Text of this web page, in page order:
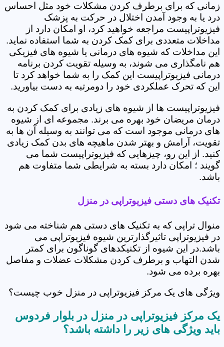
زمانی که برای برطرف کردن مشکلات خود مثل احساس
درد یا به وجود آمدن اختلال در حرکت به پزشک
فیزیوتراپیست مراجعه خواهید کرد، او امکان دارد از
مداخلات متعددی برای کمک کردن به شما استفاده نماید.
این مداخلات که شیوه های درمانی یا شیوه های فیزیکی
هم نامگذاری می شوند، به وسیله تقویت کردن برنامه
درمانی فیزیوتراپیست این کمک را به شما خواهد کرد تا
این که تحرک عملکردی خود را دومرتبه به دست بیاورید.
فیزیوتراپیست ها از شیوه های زیادی برای کمک کردن به
درمان مریضان خود بهره می برند. مجموعه ای از شیوه
های درمانی موجود است که می توانند به وسیله آن ها به
تقویت، آرامش و بهتر شدن ماهیچه های بدن کمک زیادی
کنید. از این رو، چیزهایی که فیزیوتراپیست شما می
گویند ؛ امکان دارد بسته به شرایطی شما متفاوت هم
باشد.
تکنیک های دستی فیزیوتراپی در منزل
منوال تراپی که به تکنیک های دستی هم شناخته می شود
در فیزیوتراپی تاثیرگذارترین شیوه فیزیوتراپی می
باشد.در این شیوه از تکنیکدهای گوناگون برای کمتر
شدن التهاب و برطرف کردن مشکلات عضلات و مفاصل
بهره برده می شود.
ویژگی های یک مرکز فیزیوتراپی در منزل خوب چیست؟
یک مرکز فیزیوتراپی در منزل در بلوار فردوس
باید ویژگی های زیر را داشته باشد؟